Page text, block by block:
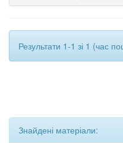
Результати 1-1 зі 1 (час
Знайдені матеріали: